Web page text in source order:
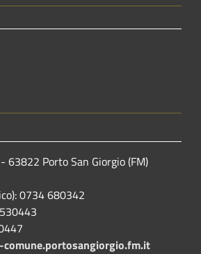
63822 Porto San Giorgio (FM)
0734 680342